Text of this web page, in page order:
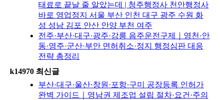
태료로 끝날 줄 알았는데 | 청주행정사 천안행정사
바로 영업정지 서울 부산 인천 대구 광주 수원 화
성 성남 김포 안산 안양 부천 여주
전주·부산·대구·광주·강릉 음주운전구제｜영천·안
동·영주·군산·부안 면허취소·정지 행정심판 대응
전략 총정리
k14970 최신글
부산·대구·울산·창원·포항·구미 공장등록 인허가
완벽 가이드｜영남권 제조업 설립 절차·요건·주의